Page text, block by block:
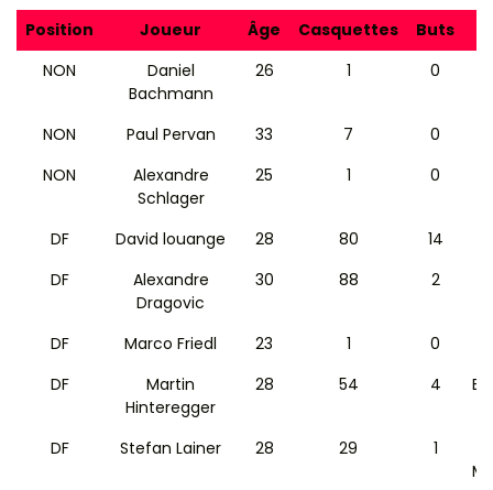
Position Joueur Âge Casquettes
Buts
NON
Daniel
Bachmann
26 1 0
NON Paul Pervan 33 7 0
NON
Alexandre
Schlager
25 1 0
DF David louange 28 80
14
DF
Alexandre
Dragovic
30 88 2
DF Marco Friedl 23 1 0
DF
Martin
Hinteregger
28 54 4
DF Stefan Lainer 28 29
1